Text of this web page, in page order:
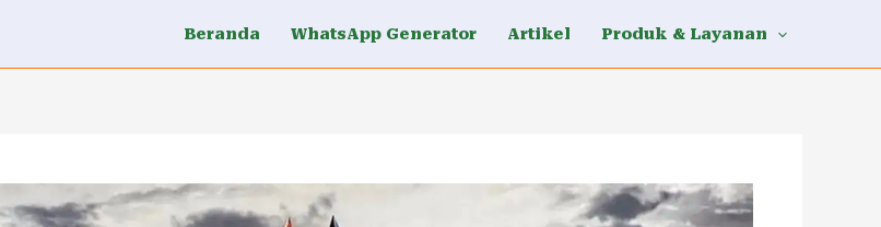
Beranda WhatsApp Generator Artikel Produk & Layanan